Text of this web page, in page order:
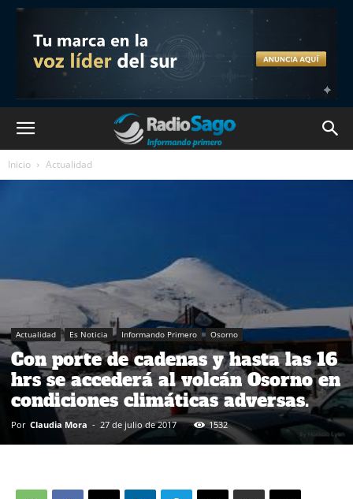
Inicio Actualidad
Actualidad Es Noticia Informando Primero Osorno
Con porte de cadenas y hasta las 16
hrs se accederá al volcán Osorno en
condiciones climáticas adversas.
Por Claudia Mora - 27 de julio de 2017 1532